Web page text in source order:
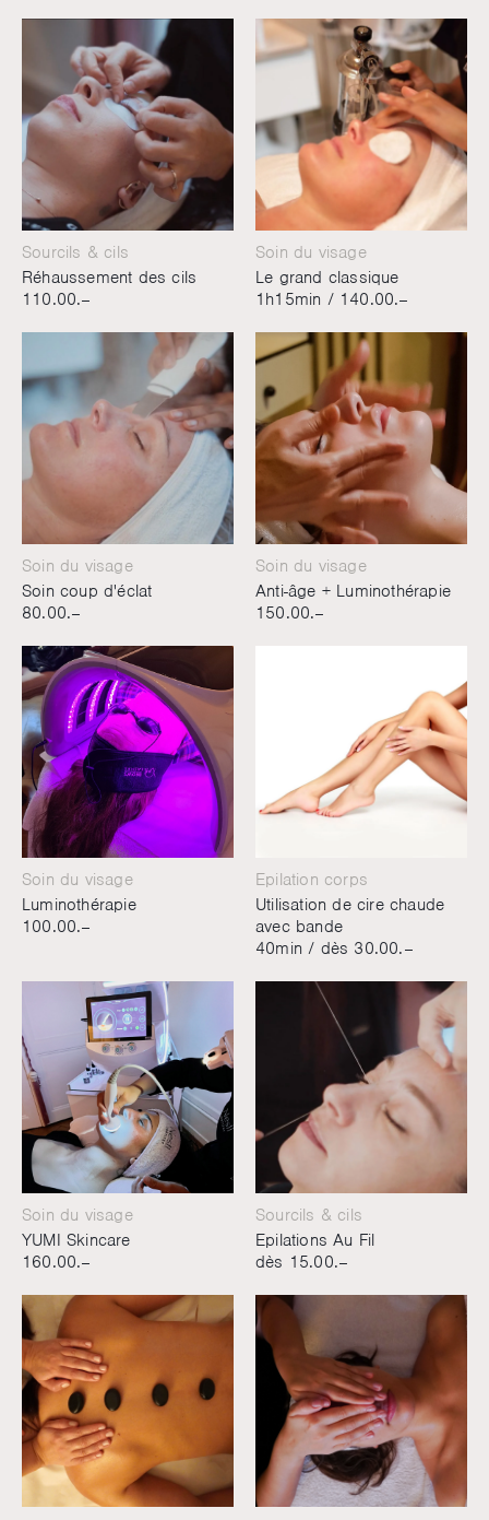
Sourcils & cils
Réhaussement des cils
110.00.–
Soin du visage
Le grand classique
1h15min /140.00.–
Soin du visage
Soin coup d'éclat
80.00.–
Soin du visage
Anti-âge + Luminothérapie
150.00.–
Soin du visage
Luminothérapie
100.00.–
Epilation corps
Utilisation de cire chaude
avec bande
40min / dès 30.00.–
Soin du visage
YUMI Skincare
160.00.–
Sourcils & cils
Epilations Au Fil
dès 15.00.–